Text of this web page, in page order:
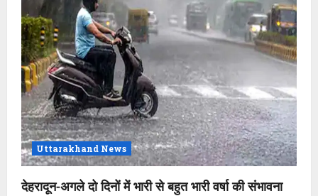
Uttarakhand News
देहरादून-अगले दो दिनों में भारी से बहुत भारी वर्षा की संभावना